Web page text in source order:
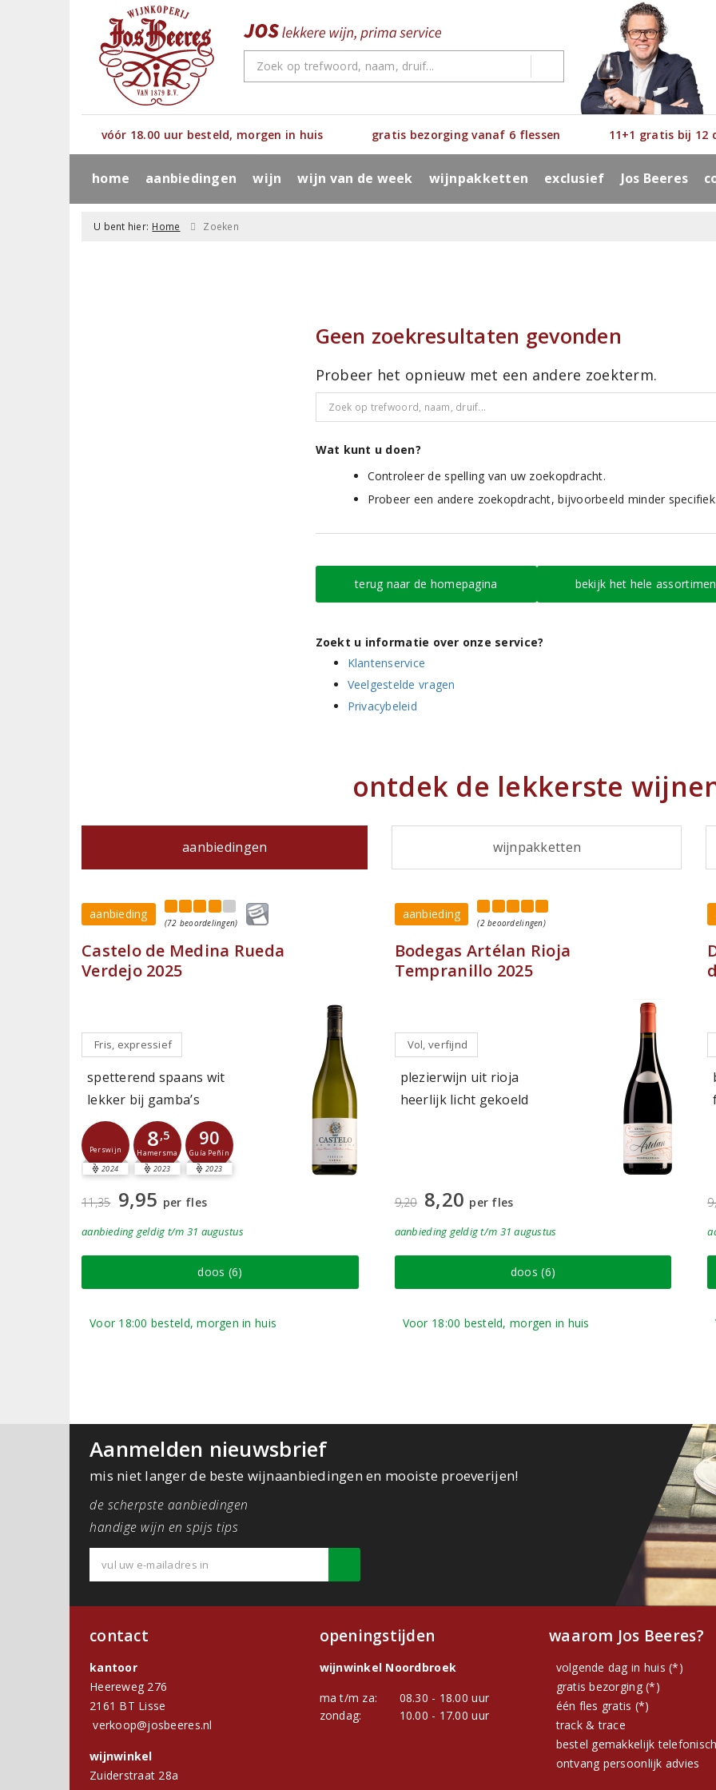
vóór 18.00 uur besteld, morgen in huis gratis bezorging vanaf 6 flessen 11+1 gratis bij 12
home aanbiedingen wijn wijn van de week wijnpakketten exclusief Jos Beeres
U bent hier: Home Zoeken
Geen zoekresultaten gevonden
Probeer het opnieuw met een andere zoekterm.
Wat kunt u doen?
Controleer de spelling van uw zoekopdracht.
Probeer een andere zoekopdracht, bijvoorbeeld minder
terug naar de homepagina bekijk het hele
Zoekt u informatie over onze service?
Klantenservice
Veelgestelde vragen
Privacybeleid
ontdek de lekkerste
aanbiedingen wijnpakketten
aanbieding
(72 beoordelingen)
Castelo de Medina Rueda
Verdejo 2025
Fris, expressief
spetterend spaans wit
lekker bij gamba’s
Perswijn
2024
8,5
Hamersma
2023
90
Guía Peñín
2023
11,35 9,95 per fles
aanbieding geldig t/m 31 augustus
doos (6)
Voor 18:00 besteld, morgen in huis
aanbieding
(2 beoordelingen)
Bodegas Artélan Rioja
Tempranillo 2025
Vol, verfijnd
plezierwijn uit rioja
heerlijk licht gekoeld
9,20 8,20 per fles
aanbieding geldigt/m 31 augustus
doos (6)
Voor 18:00 besteld, morgen in huis
Aanmelden nieuwsbrief
mis niet langer de beste wijnaanbiedingen en mooiste proeverijen!
de scherpste aanbiedingen
handige wijn en spijs tips
contact
kantoor
Heereweg 276
2161 BT Lisse
verkoop@josbeeres.nl
wijnwinkel
Zuiderstraat 28a
openingstijden
wijnwinkel Noordbroek
ma t/m za:
08.30 - 18.00 uur
zondag:
10.00 - 17.00 uur
waarom Jos Beeres?
volgende dag in huis (*)
gratis bezorging (*)
één fles gratis (*)
track & trace
bestel gemakkelijk
ontvang persoonlijk advies